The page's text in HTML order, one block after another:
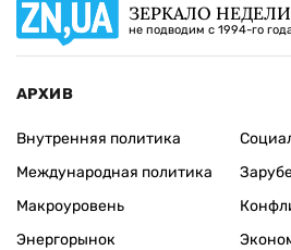
ЗЕРКАЛО НЕДЕЛИ
не подводим с 1994-го
АРХИВ
Внутренняя политика
Международная политика
Макроуровень
Энергорынок